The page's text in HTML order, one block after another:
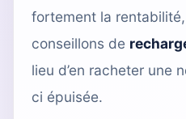
fortement la
conseillons de
lieu d’en racheter une
ci épuisée.